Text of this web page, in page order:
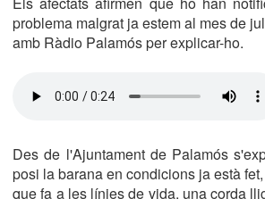
problema malgrat ja estem al mes de
amb Ràdio Palamós per explicar-ho.
Des de l'Ajuntament de Palamós
posi la barana en condicions ja està
que fa a les línies de vida, una corda